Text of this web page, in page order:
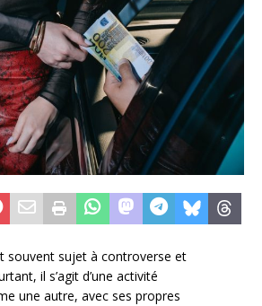
souvent sujet à controverse et
il s’agit d’une activité
une autre, avec ses propres